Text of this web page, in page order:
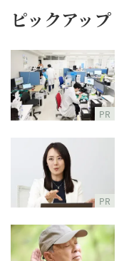
ピックアップ
PR
PR